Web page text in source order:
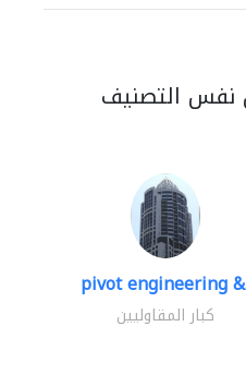
نفس التصنيف
pivot engineering
كبار المقاوليين